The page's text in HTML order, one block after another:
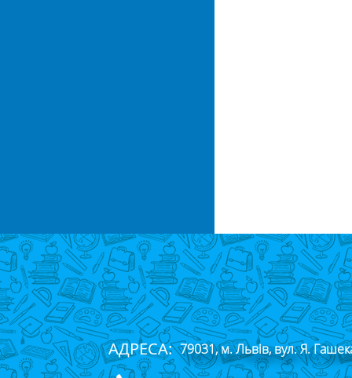
АДРЕСА: 79031, м. Львів, вул. Я.